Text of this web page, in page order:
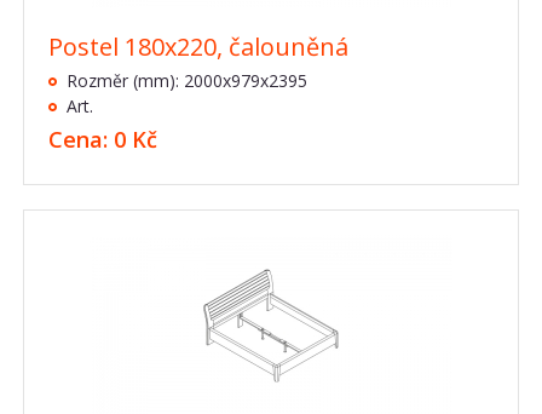
Postel 180x220, čalouněná
Rozměr (mm): 2000x979x2395
Art.
Cena: 0 Kč